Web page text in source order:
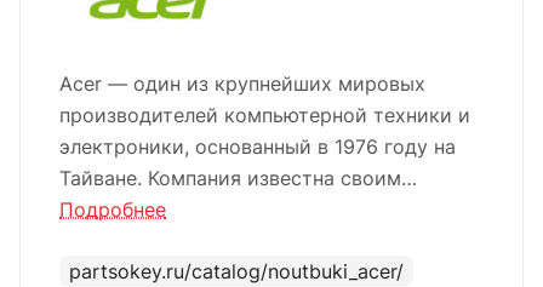
Acer — один из крупнейших мировых
производителей компьютерной техники и
электроники, основанный в 1976 году на
Тайване. Компания известна своим
широким ассортиментом продуктов,
компьютеры, мониторы, проекторы и
Подробнее
partsokey.ru/catalog/noutbuki_acer/